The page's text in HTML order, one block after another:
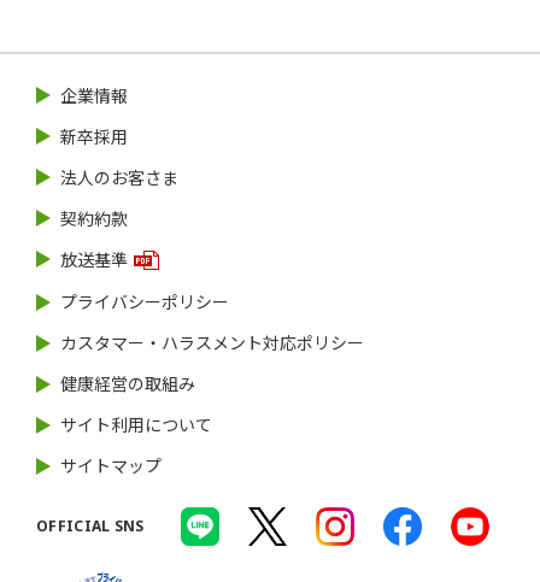
企業情報
新卒採用
法人のお客さま
契約約款
放送基準
プライバシーポリシー
カスタマー・ハラスメント対応ポリシー
健康経営の取組み
サイト利用について
サイトマップ
OFFICIAL SNS